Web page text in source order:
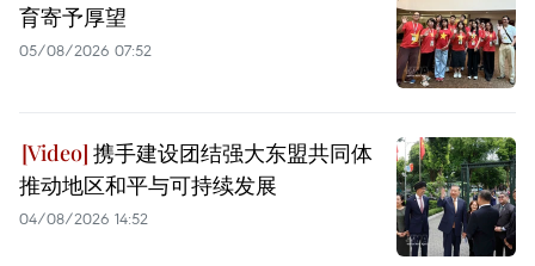
育寄予厚望
05/08/2026 07:52
携手建设团结强大东盟共同体
推动地区和平与可持续发展
04/08/2026 14:52